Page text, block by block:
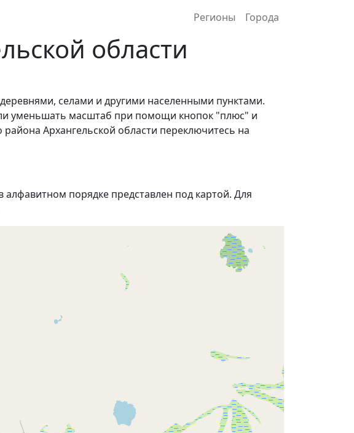
Регионы Города
области
селами и другими населенными пунктами.
уменьшать масштаб при помощи кнопок "плюс" и
Архангельской области переключитесь на
порядке представлен под картой. Для